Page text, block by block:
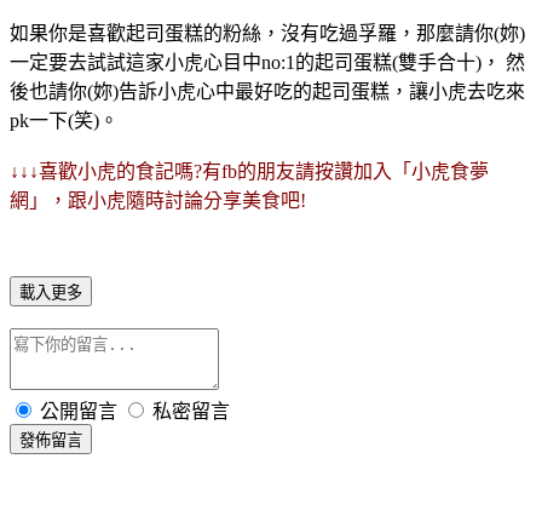
如果你是喜歡起司蛋糕的粉絲，沒有吃過孚羅，那麼請你(妳)
一定要去試試這家小虎心目中no:1的起司蛋糕(雙手合十)， 然
後也請你(妳)告訴小虎心中最好吃的起司蛋糕，讓小虎去吃來
pk一下(笑)。
↓↓↓喜歡小虎的食記嗎?有fb的朋友請按讚加入「小虎食夢
網」，跟小虎隨時討論分享美食吧!
載入更多
公開留言 私密留言
發佈留言